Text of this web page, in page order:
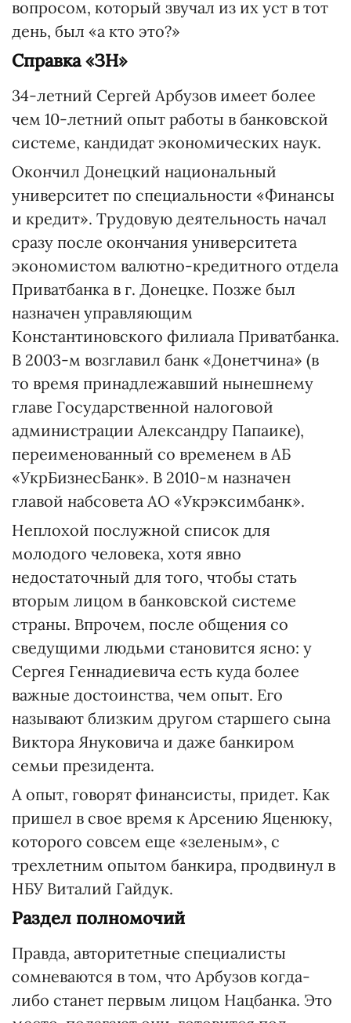
вопросом, который звучал из их уст в тот
день, был «а кто это?»
Справка «ЗН»
34-летний Сергей Арбузов имеет более
чем 10-летний опыт работы в банковской
системе, кандидат экономических наук.
Окончил Донецкий национальный
университет по специальности «Финансы
и кредит». Трудовую деятельность начал
сразу после окончания университета
экономистом валютно-кредитного отдела
Приватбанка в г. Донецке. Позже был
назначен управляющим
Константиновского филиала Приватбанка.
В 2003-м возглавил банк «Донетчина» (в
то время принадлежавший нынешнему
главе Государственной налоговой
администрации Александру Папаике),
переименованный со временем в АБ
«УкрБизнесБанк». В 2010-м назначен
главой набсовета АО «Укрэксимбанк».
Неплохой послужной список для
молодого человека, хотя явно
недостаточный для того, чтобы стать
вторым лицом в банковской системе
страны. Впрочем, после общения со
сведущими людьми становится ясно: у
Сергея Геннадиевича есть куда более
важные достоинства, чем опыт. Его
называют близким другом старшего сына
Виктора Януковича и даже банкиром
семьи президента.
А опыт, говорят финансисты, придет. Как
пришел в свое время к Арсению Яценюку,
которого совсем еще «зеленым», с
трехлетним опытом банкира, продвинул в
НБУ Виталий Гайдук.
Раздел полномочий
Правда, авторитетные специалисты
сомневаются в том, что Арбузов когда-
либо станет первым лицом Нацбанка. Это